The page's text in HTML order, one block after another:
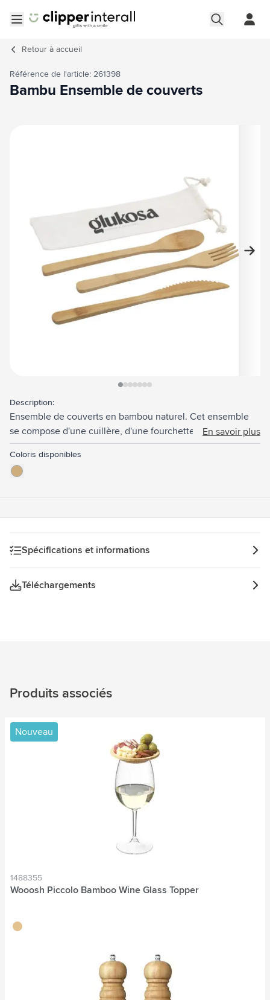
Retour à accueil
Référence de l'article: 261398
Bambu Ensemble de couverts
Description:
Ensemble de couverts en bambou naturel. Cet ensemble
se compose d'une cuillère, d'une fourchette et d'un
couteau dentelé. Chaque ensemble est fourni dans une
pochette en coton individuelle.
En savoir plus
Coloris disponibles
Spécifications et informations
Téléchargements
Produits associés
Nouveau
1488355
Wooosh Piccolo Bamboo Wine Glass Topper
brun bois